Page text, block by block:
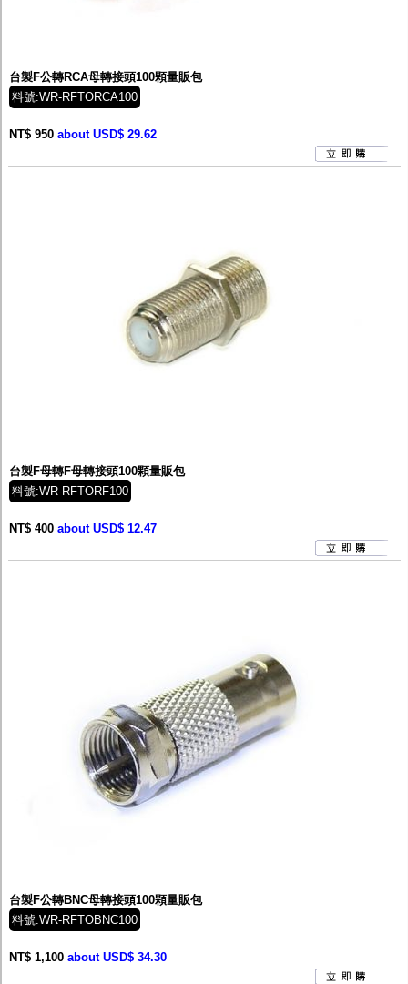
台製F公轉RCA母轉接頭100顆量販包
料號:WR-RFTORCA100
NT$ 950 about USD$ 29.62
台製F母轉F母轉接頭100顆量販包
料號:WR-RFTORF100
NT$ 400 about USD$ 12.47
台製F公轉BNC母轉接頭100顆量販包
料號:WR-RFTOBNC100
NT$ 1,100 about USD$ 34.30